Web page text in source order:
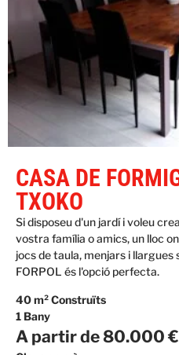
CASA DE
TXOKO
Si disposeu d'un jardí i voleu
vostra família o amics, un lloc
jocs de taula, menjars i llargues
FORPOL és l'opció perfecta.
40 m² Construïts
1 Bany
A partir de 80.000 €